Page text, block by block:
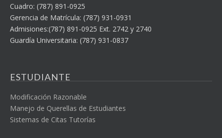
Cuadro: (787) 891-0925
Gerencia de Matrícula: (787) 931-0931
Admisiones:(787) 891-0925 Ext. 2742 y 2740
Guardía Universitaria: (787) 931-0837
ESTUDIANTE
Modificación Razonable
Manejo de Querellas de Estudiantes
Sistemas de Citas Tutorías